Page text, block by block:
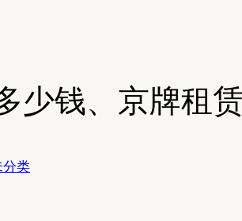
少钱、京牌租
类